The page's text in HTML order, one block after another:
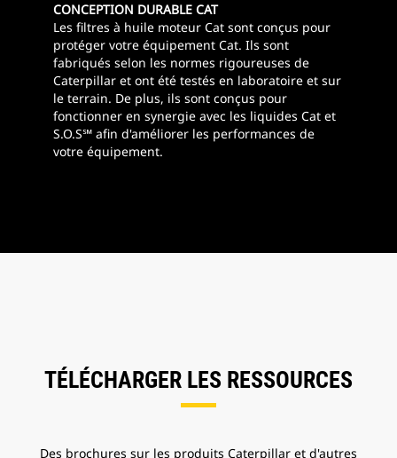
CONCEPTION DURABLE CAT
Les filtres à huile moteur Cat sont conçus pour
protéger votre équipement Cat. Ils sont
fabriqués selon les normes rigoureuses de
Caterpillar et ont été testés en laboratoire et sur
le terrain. De plus, ils sont conçus pour
fonctionner en synergie avec les liquides Cat et
S.O.S℠ afin d'améliorer les performances de
votre équipement.
TÉLÉCHARGER LES RESSOURCES
Des brochures sur les produits Caterpillar et d'autres